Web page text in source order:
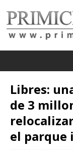
Libres:
de 3
el